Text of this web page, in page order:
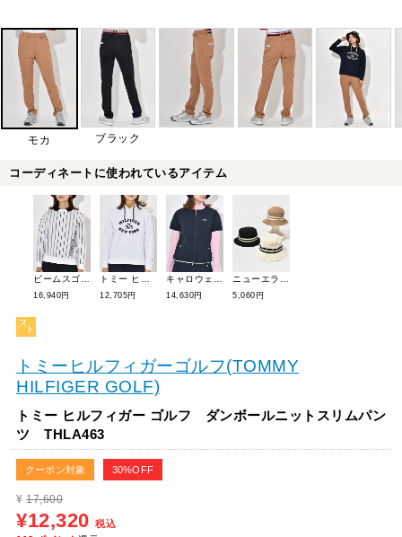
モカ ブラック
コーディネートに使われているアイテム
16,940円 12,705円 14,630円 5,060円
トミーヒルフィガーゴルフ(TOMMY
HILFIGER GOLF)
トミー ヒルフィガー ゴルフ ダンボールニットスリムパン
ツ THLA463
クーポン対象 30%OFF
¥ 17,600
¥12,320 税込